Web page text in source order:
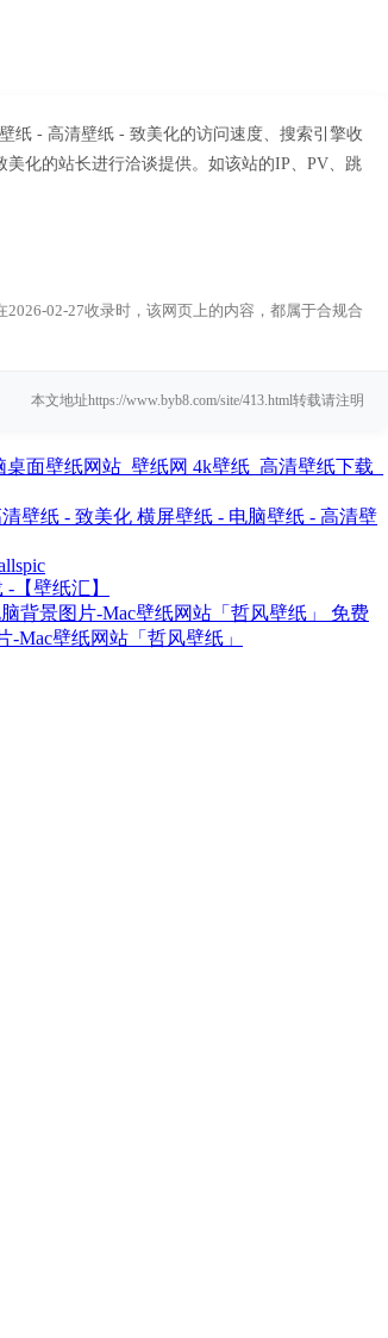
纸 - 高清壁纸 - 致美化的访问速度、搜索引擎收
化的站长进行洽谈提供。如该站的IP、PV、跳
02-27收录时，该网页上的内容，都属于合规合
本文地址https://www.byb8.com/site/413.html转载请注明
4k壁纸_高清壁纸下载_
横屏壁纸 - 电脑壁纸 - 高清壁
【壁纸汇】
免费
Mac壁纸网站「哲风壁纸」